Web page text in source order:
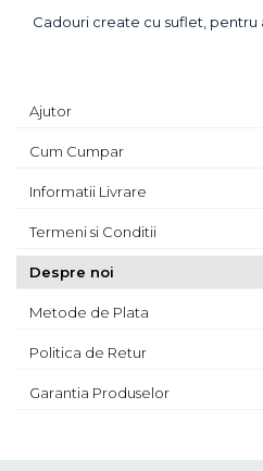
Cadouri create cu suflet, pentru
Ajutor
Cum Cumpar
Informatii Livrare
Termeni si Conditii
Despre noi
Metode de Plata
Politica de Retur
Garantia Produselor